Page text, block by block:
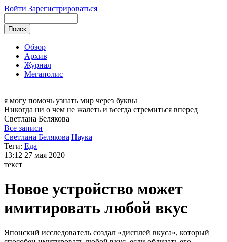
Войти Зарегистрироваться
Обзор
Архив
Журнал
Мегаполис
я могу помочь узнать мир через буквы
Никогда ни о чем не жалеть и всегда стремиться вперед
Светлана Белякова
Все записи
Светлана Белякова Наука
Теги: Еда
13:12 27 мая 2020
текст
Новое устройство может
имитировать любой вкус
Японский исследователь создал «дисплей вкуса», который